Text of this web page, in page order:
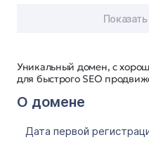
Уникальный домен, с
для быстрого SEO
О домене
Дата первой